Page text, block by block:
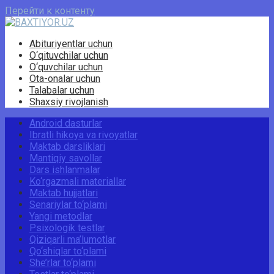
Перейти к контенту
Abituriyentlar uchun
O‘qituvchilar uchun
O‘quvchilar uchun
Ota-onalar uchun
Talabalar uchun
Shaxsiy rivojlanish
Android dasturlar
Ibratli hikoya va rivoyatlar
Maktab darsliklari
Mantiqiy savollar
Dars ishlanmalar
Ko‘rgazmali materiallar
Maktab hujjatlari
Senariylar to‘plami
Yangi metodlar
Psixologik testlar
Qiziqarli ma’lumotlar
Qo‘shiqlar to‘plami
She’rlar to‘plami